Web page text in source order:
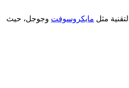
مايكروسوفت وجوجل، حيث